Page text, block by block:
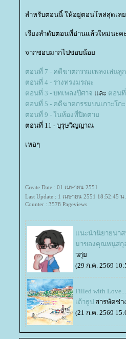
สำหรับตอนนี้ ให้อยู่ตอนโหล่สุดเล
เรียงลำดับตอนที่อ่านแล้วใหม่นะคะ
จากชอบมากไปชอบน้อ
ตอนที่ 7 - คดีฆาตกรรมเพลงเล่นลู
ตอนที่ 4 - ร่างทรงมรณะ
ตอนที่ 3 - บทเพลงปีศาจ ละ ตอนที่
ตอนที่ 5 - คดีฆาตกรรมบนเกาะโก
ตอนที่ 9 - ในห้องที่ปิดตา
ตอนที่ 11 - บุรุษวิญญาณ
เหอๆ
Create Date : 01 เมษายน 2551
Last Update : 1 เมษายน 2551 18:52:45 น.
Counter : 3578 Pageviews.
นะนำนิยายน่าส
มาของคุณหนูสกุ
วกุ่
(29 ก.ค. 2569
Filled with
เถ้าธูป สารพัดช่า
(21 ก.ค. 2569